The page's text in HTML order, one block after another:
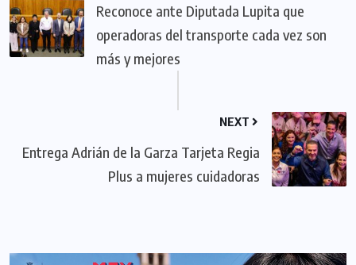
Reconoce ante Diputada Lupita que
operadoras del transporte cada vez son
más y mejores
NEXT
Entrega Adrián de la Garza Tarjeta Regia
Plus a mujeres cuidadoras